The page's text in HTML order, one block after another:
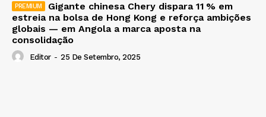
Gigante chinesa Chery dispara 11 % em
estreia na bolsa de Hong Kong e reforça ambições
globais — em Angola a marca aposta na
consolidação
Editor - 25 De Setembro, 2025